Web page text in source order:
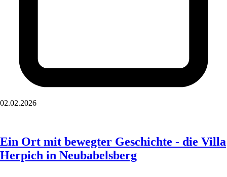
02.02.2026
Ein Ort mit bewegter Geschichte - die Villa
Herpich in Neubabelsberg